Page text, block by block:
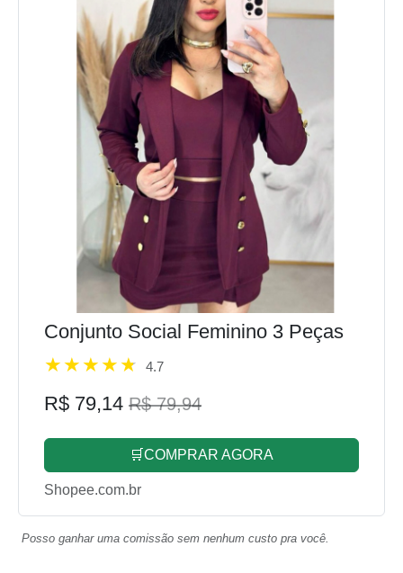
Conjunto Social Feminino 3 Peças
4.7
R$ 79,14 R$ 79,94
🛒COMPRAR AGORA
Shopee.com.br
Posso ganhar uma comissão sem nenhum custo pra você.